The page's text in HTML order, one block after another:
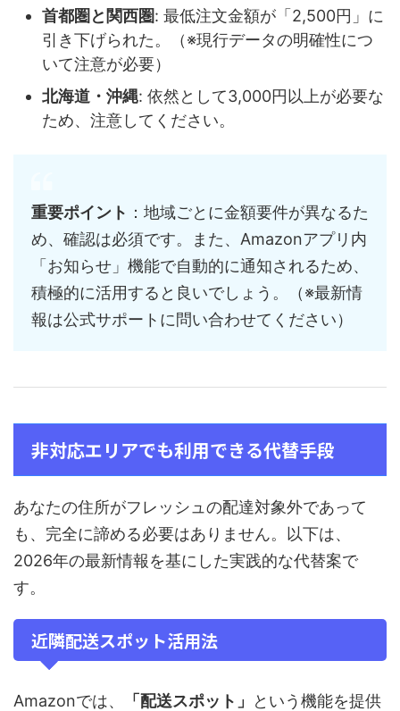
首都圏と関西圏: 最低注文金額が「2,500円」に
引き下げられた。（※現行データの明確性につ
いて注意が必要）
北海道・沖縄: 依然として3,000円以上が必要な
ため、注意してください。
重要ポイント ：地域ごとに金額要件が異なるた
め、確認は必須です。また、Amazonアプリ内
「お知らせ」機能で自動的に通知されるため、
積極的に活用すると良いでしょう。（※最新情
報は公式サポートに問い合わせてください）
非対応エリアでも利用できる代替手段
あなたの住所がフレッシュの配達対象外であって
も、完全に諦める必要はありません。以下は、
2026年の最新情報を基にした実践的な代替案で
す。
近隣配送スポット活用法
Amazonでは、 「配送スポット」
という機能を提供